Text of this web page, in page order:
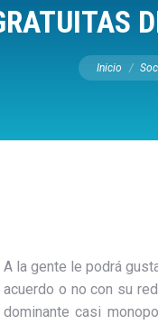
Estás aquí:
Inicio
A la gente le podrá
acuerdo o no con su
dominante casi